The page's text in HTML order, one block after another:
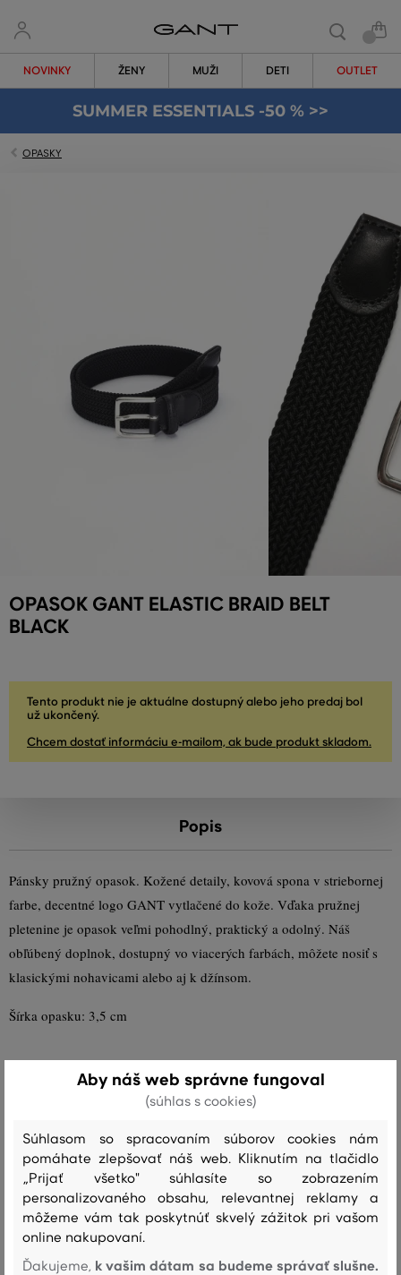
NOVINKY ŽENY MUŽI DETI OUTLET
SUMMER ESSENTIALS -50 % >>
OPASKY
OPASOK GANT ELASTIC BRAID BELT
BLACK
Tento produkt nie je aktuálne dostupný alebo jeho predaj bol
už ukončený.
Chcem dostať informáciu e-mailom, ak bude produkt skladom.
Popis
Pánsky pružný opasok. Kožené detaily, kovová spona v striebornej
farbe, decentné logo GANT vytlačené do kože. Vďaka pružnej
pletenine je opasok veľmi pohodlný, praktický a odolný. Náš
obľúbený doplnok, dostupný vo viacerých farbách, môžete nosiť s
klasickými nohavicami alebo aj k džínsom.
Šírka opasku: 3,5 cm
Sezóna: SS18 Kód produktu:94494-318-GC-5
Zloženie
VISKÓZA
70 %
BAVLNA
18 %
GUMA
12 %
Aby náš web správne fungoval
(súhlas s cookies)
Súhlasom so spracovaním súborov cookies nám
pomáhate zlepšovať náš web. Kliknutím na tlačidlo
„Prijať všetko" súhlasíte so zobrazením
personalizovaného obsahu, relevantnej reklamy a
môžeme vám tak poskytnúť skvelý zážitok pri vašom
online nakupovaní.
Ďakujeme, k vašim dátam sa budeme správať slušne.